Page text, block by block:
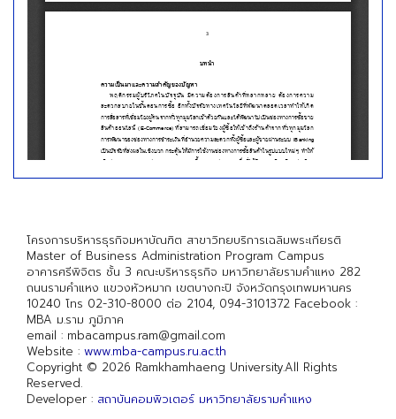
โครงการบริหารธุรกิจมหาบัณฑิต สาขาวิทยบริการเฉลิมพระเกียรติ
Master of Business Administration Program Campus
อาคารศรีพิจิตร ชั้น 3 คณะบริหารธุรกิจ มหาวิทยาลัยรามคำแหง 282
ถนนรามคำแหง แขวงหัวหมาก เขตบางกะปิ จังหวัดกรุงเทพมหานคร
10240 โทร 02-310-8000 ต่อ 2104, 094-3101372 Facebook :
MBA ม.ราม ภูมิภาค
email : mbacampus.ram@gmail.com
Website : www.mba-campus.ru.ac.th
Copyright © 2026 Ramkhamhaeng University.All Rights
Reserved.
Developer : สถาบันคอมพิวเตอร์ มหาวิทยาลัยรามคำแหง